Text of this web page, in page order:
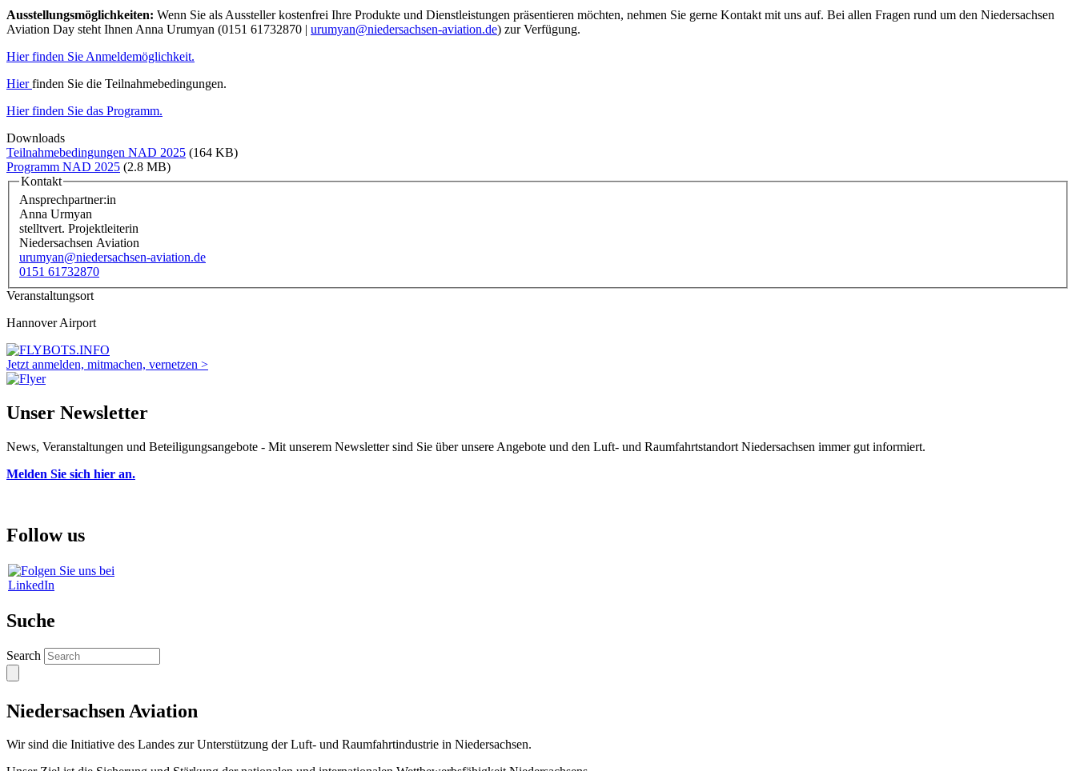
Ausstellungsmöglichkeiten: Wenn Sie als Aussteller kostenfrei Ihre Produkte und Dienstleistungen präsentieren möchten, nehmen Sie gerne Kontakt mit uns auf. Bei allen Fragen rund um den Niedersachsen
Aviation Day steht Ihnen Anna Urumyan (0151 61732870 | urumyan@niedersachsen-aviation.de) zur Verfügung.
Hier finden Sie Anmeldemöglichkeit.
Hierfinden Sie die Teilnahmebedingungen.
Hier finden Sie das Programm.
Downloads
Teilnahmebedingungen NAD 2025 (164 KB)
Programm NAD 2025 (2.8 MB)
Kontakt
Ansprechpartner:in
Anna Urmyan
stelltvert. Projektleiterin
Niedersachsen Aviation
urumyan@niedersachsen-aviation.de
0151 61732870
Veranstaltungsort
Hannover Airport
Jetzt anmelden, mitmachen, vernetzen >
Unser Newsletter
News, Veranstaltungen und Beteiligungsangebote - Mit unserem Newsletter sind Sie über unsere Angebote und den Luft- und Raumfahrtstandort Niedersachsen immer gut informiert.
Melden Sie sich hier an.
Follow us
Suche
Search
Niedersachsen Aviation
Wir sind die Initiative des Landes zur Unterstützung der Luft- und Raumfahrtindustrie in Niedersachsen.